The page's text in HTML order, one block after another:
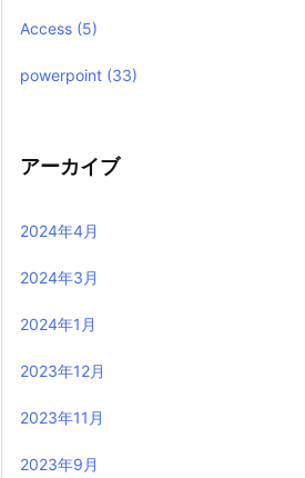
Access (5)
powerpoint (33)
アーカイブ
2024年4月
2024年3月
2024年1月
2023年12月
2023年11月
2023年9月